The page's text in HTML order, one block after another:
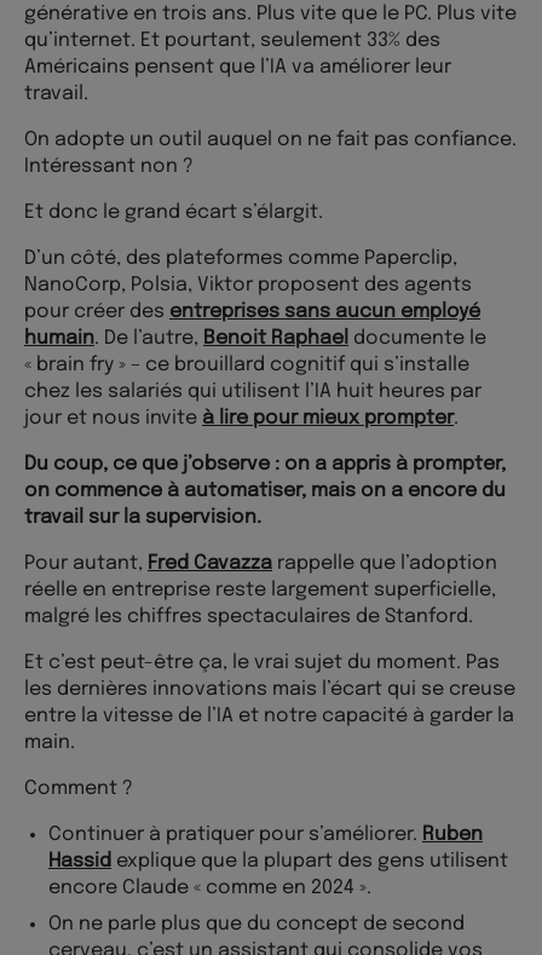
générative en trois ans. Plus vite que le PC. Plus vite
qu’internet. Et pourtant, seulement 33% des
Américains pensent que l’IA va améliorer leur
travail.
On adopte un outil auquel on ne fait pas confiance.
Intéressant non ?
Et donc le grand écart s’élargit.
D’un côté, des plateformes comme Paperclip,
NanoCorp, Polsia, Viktor proposent des agents
pour créer des entreprises sans aucun employé
humain. De l’autre, Benoit Raphael documente le
« brain fry » – ce brouillard cognitif qui s’installe
chez les salariés qui utilisent l’IA huit heures par
jour et nous invite à lire pour mieux prompter.
Du coup, ce que j’observe : on a appris à prompter,
on commence à automatiser, mais on a encore du
travail sur la supervision.
Pour autant, Fred Cavazza rappelle que l’adoption
réelle en entreprise reste largement superficielle,
malgré les chiffres spectaculaires de Stanford.
Et c’est peut-être ça, le vrai sujet du moment. Pas
les dernières innovations mais l’écart qui se creuse
entre la vitesse de l’IA et notre capacité à garder la
main.
Comment ?
Continuer à pratiquer pour s’améliorer. Ruben
Hassid explique que la plupart des gens utilisent
encore Claude « comme en 2024 ».
On ne parle plus que du concept de second
cerveau, c’est un assistant qui consolide vos